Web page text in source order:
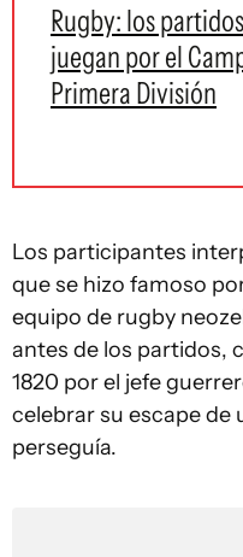
Rugby: los
juegan por el
Primera División
Los participantes
que se hizo famoso
equipo de rugby
antes de los partidos,
1820 por el jefe
celebrar su escape de
perseguía.